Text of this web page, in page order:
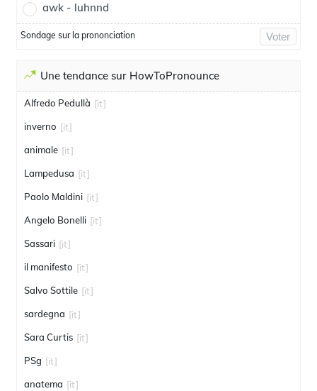
awk - luhnnd
Sondage sur la prononciation Voter
Une tendance sur HowToPronounce
Alfredo Pedullà [it]
inverno [it]
animale [it]
Lampedusa [it]
Paolo Maldini [it]
Angelo Bonelli [it]
Sassari [it]
il manifesto [it]
Salvo Sottile [it]
sardegna [it]
Sara Curtis [it]
PSg [it]
anatema [it]